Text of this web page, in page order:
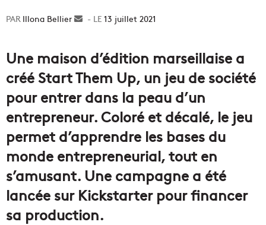
Illona Bellier
Envoyer13 juillet 2021
Une maison d’édition marseillaise a
créé Start Them Up, un jeu de société
pour entrer dans la peau d’un
entrepreneur. Coloré et décalé, le jeu
permet d’apprendre les bases du
monde entrepreneurial, tout en
s’amusant. Une campagne a été
lancée sur Kickstarter pour financer
sa production.